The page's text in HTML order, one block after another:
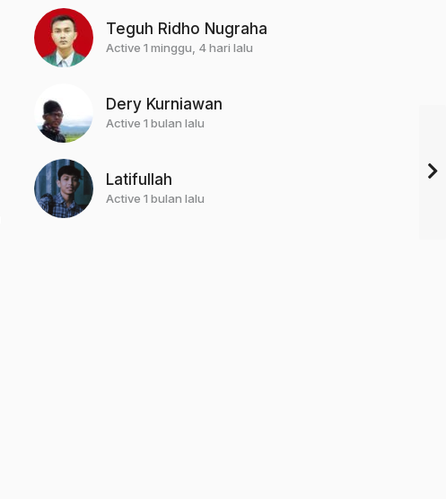
Teguh Ridho Nugraha
Active 1 minggu, 4 hari lalu
Dery Kurniawan
Active 1 bulan lalu
Latifullah
Active 1 bulan lalu